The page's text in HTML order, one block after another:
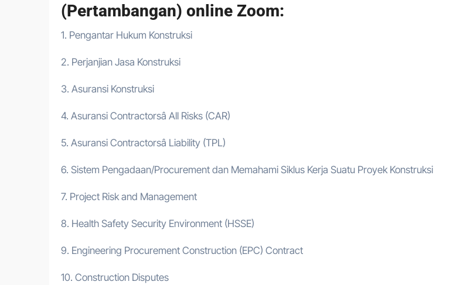
(Pertambangan) online Zoom:
1. Pengantar Hukum Konstruksi
2. Perjanjian Jasa Konstruksi
3. Asuransi Konstruksi
4. Asuransi Contractorsâ All Risks (CAR)
5. Asuransi Contractorsâ Liability (TPL)
6. Sistem Pengadaan/Procurement dan Memahami Siklus Kerja Suatu Proyek Konstruksi
7. Project Risk and Management
8. Health Safety Security Environment (HSSE)
9. Engineering Procurement Construction (EPC) Contract
10. Construction Disputes